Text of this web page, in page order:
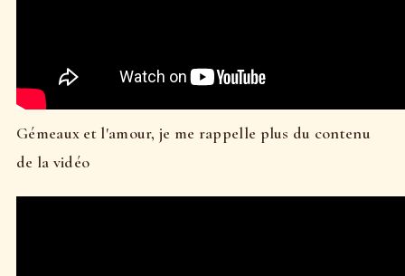
Gémeaux et l'amour, je me rappelle plus du contenu
de la vidéo